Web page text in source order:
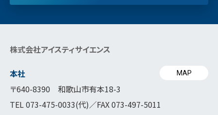
株式会社アイスティサイエンス
本社
〒640-8390 和歌山市有本18-3
TEL073-475-0033(代)／FAX 073-497-5011
MAP